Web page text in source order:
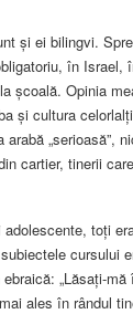
și ei bilingvi.
în Israel,
școală. Opinia
și cultura
„serioasă”,
cartier, tinerii
toți
„Lăsați-
ales în rândul